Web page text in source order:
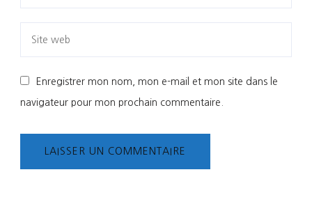
Enregistrer mon nom, mon e-mail et mon site dans le
navigateur pour mon prochain commentaire.